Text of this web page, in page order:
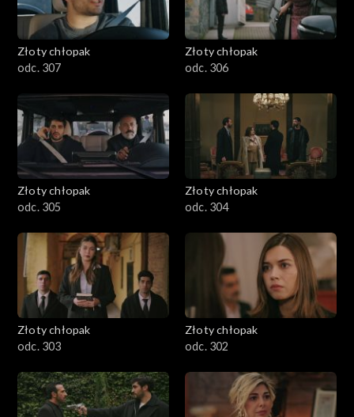
Złoty chłopak
odc. 307
Złoty chłopak
odc. 306
Złoty chłopak
odc. 305
Złoty chłopak
odc. 304
Złoty chłopak
odc. 303
Złoty chłopak
odc. 302